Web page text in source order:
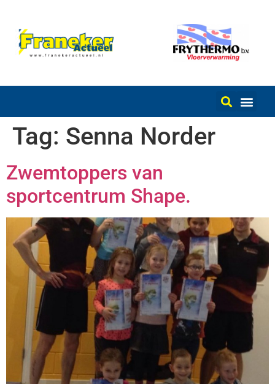
Tag: Senna Norder
Zwemtoppers van
sportcentrum Shape.